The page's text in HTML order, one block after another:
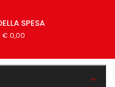
SPESA
€ 0,00